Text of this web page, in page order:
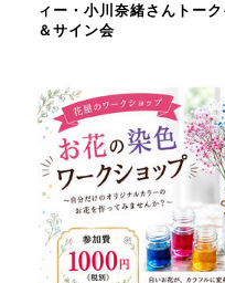
ィー・小川奈緒さんトーク
＆サイン会